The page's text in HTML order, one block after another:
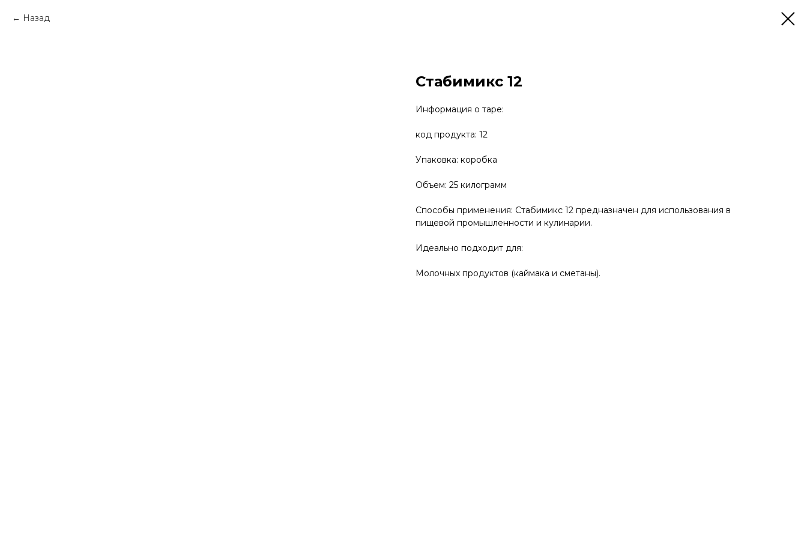
Назад
Стабимикс 12
Информация о таре:
код продукта: 12
Упаковка: коробка
Объем: 25 килограмм
Способы применения: Стабимикс 12 предназначен для использования в
пищевой промышленности и кулинарии.
Идеально подходит для:
Молочных продуктов (каймака и сметаны).